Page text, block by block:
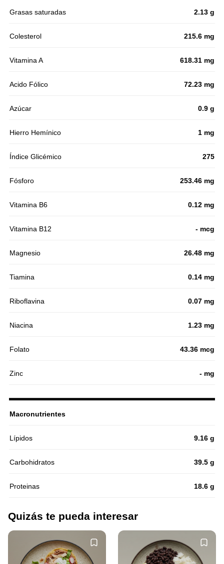
Grasas saturadas 2.13 g
Colesterol 215.6 mg
Vitamina A 618.31 mg
Acido Fólico 72.23 mg
Azúcar 0.9 g
Hierro Hemínico 1 mg
Índice Glicémico 275
Fósforo 253.46 mg
Vitamina B6 0.12 mg
Vitamina B12 - mcg
Magnesio 26.48 mg
Tiamina 0.14 mg
Riboflavina 0.07 mg
Niacina 1.23 mg
Folato 43.36 mcg
Zinc - mg
Macronutrientes
Lípidos 9.16 g
Carbohidratos 39.5 g
Proteinas 18.6 g
Quizás te pueda interesar